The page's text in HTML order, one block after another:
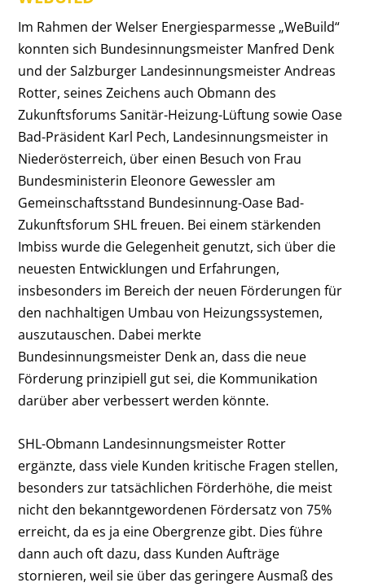
Im Rahmen der Welser Energiesparmesse „WeBuild“
konnten sich Bundesinnungsmeister Manfred Denk
und der Salzburger Landesinnungsmeister Andreas
Rotter, seines Zeichens auch Obmann des
Zukunftsforums Sanitär-Heizung-Lüftung sowie Oase
Bad-Präsident Karl Pech, Landesinnungsmeister in
Niederösterreich, über einen Besuch von Frau
Bundesministerin Eleonore Gewessler am
Gemeinschaftsstand Bundesinnung-Oase Bad-
Zukunftsforum SHL freuen. Bei einem stärkenden
Imbiss wurde die Gelegenheit genutzt, sich über die
neuesten Entwicklungen und Erfahrungen,
insbesonders im Bereich der neuen Förderungen für
den nachhaltigen Umbau von Heizungssystemen,
auszutauschen. Dabei merkte
Bundesinnungsmeister Denk an, dass die neue
Förderung prinzipiell gut sei, die Kommunikation
darüber aber verbessert werden könnte.
SHL-Obmann Landesinnungsmeister Rotter
ergänzte, dass viele Kunden kritische Fragen stellen,
besonders zur tatsächlichen Förderhöhe, die meist
nicht den bekanntgewordenen Fördersatz von 75%
erreicht, da es ja eine Obergrenze gibt. Dies führe
dann auch oft dazu, dass Kunden Aufträge
stornieren, weil sie über das geringere Ausmaß des